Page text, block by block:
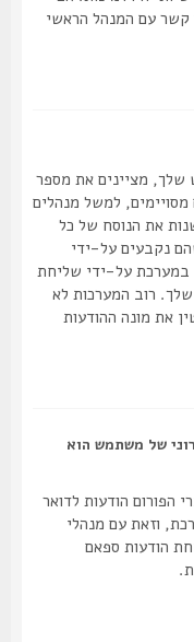
עם המנהל הראשי
מציינים את מספר
למשל מנהלים
את הנוסח של כל
על-ידי
על-ידי שליחת
רוב המערכות לא
מונה ההודעות
משתמש הוא
הודעות לדואר
עם מנהלי
ספאם